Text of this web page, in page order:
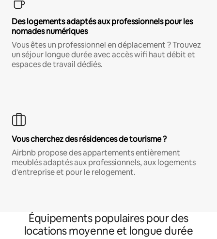
Des logements adaptés aux professionnels pour les
nomades numériques
Vous êtes un professionnel en déplacement ? Trouvez
un séjour longue durée avec accès wifi haut débit et
espaces de travail dédiés.
Vous cherchez des résidences de tourisme ?
Airbnb propose des appartements entièrement
meublés adaptés aux professionnels, aux logements
d'entreprise et pour le relogement.
Équipements populaires pour des
locations moyenne et longue durée